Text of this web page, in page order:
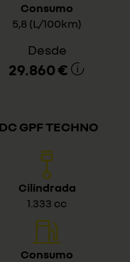
Consumo
5,8 (L/100km)
Desde
29.860 €
GPF TECHNO
Cilindrada
1.333 cc
Consumo